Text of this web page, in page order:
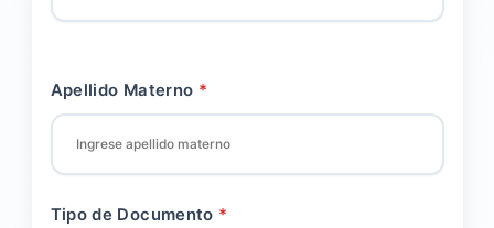
Apellido Materno
Tipo de Documento